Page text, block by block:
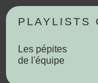
PLAYLISTS
Les pépites
de l'équipe